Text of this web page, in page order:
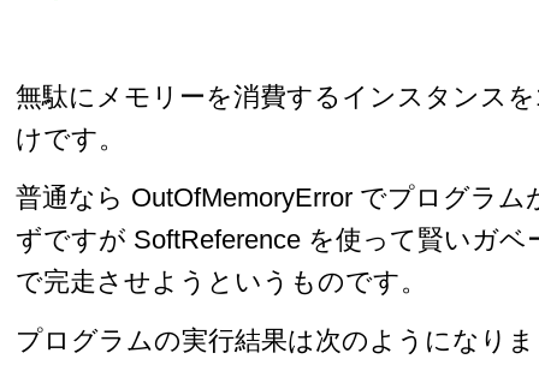
無駄にメモリーを消費するインスタンス
けです。
普通なら OutOfMemoryError でプログラ
ずですが SoftReference を使って賢いガ
で完走させようというものです。
プログラムの実行結果は次のようになり